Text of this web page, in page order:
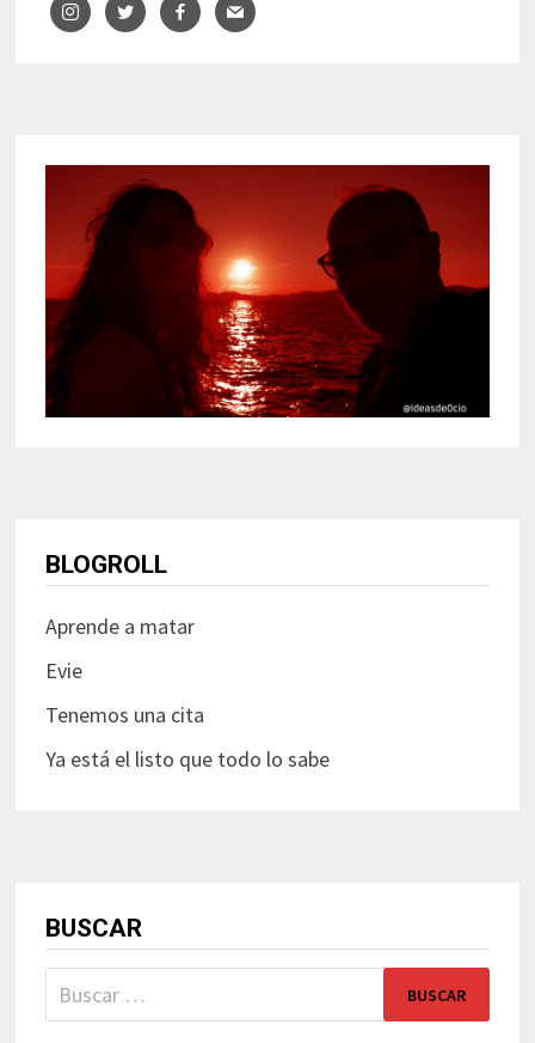
BLOGROLL
Aprende a matar
Evie
Tenemos una cita
Ya está el listo que todo lo sabe
BUSCAR
Buscar: